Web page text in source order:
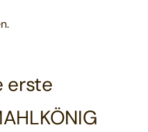
erste